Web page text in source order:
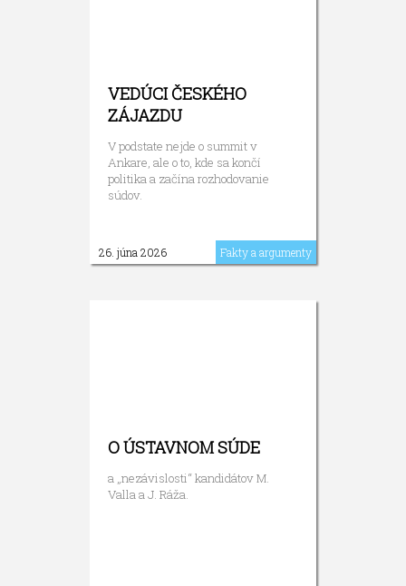
VEDÚCI ČESKÉHO
ZÁJAZDU
V podstate nejde o summit v
Ankare, ale o to, kde sa končí
politika a začína rozhodovanie
súdov.
26. júna 2026 Fakty a argumenty
O ÚSTAVNOM SÚDE
a „nezávislosti“ kandidátov M.
Valla a J. Ráža.